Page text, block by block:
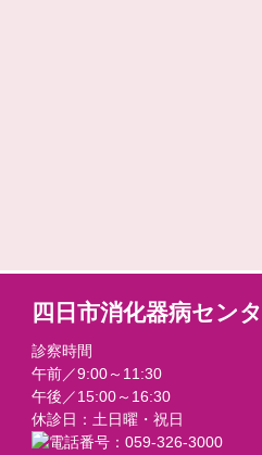
四日市消化器病セン
診察時間
午前／9:00～11:30
午後／15:00～16:30
休診日：土日曜・祝日